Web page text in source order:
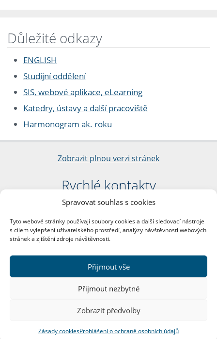
Spravovat souhlas s cookies
Tyto webové stránky používají soubory cookies a další sledovací nástroje
s cílem vylepšení uživatelského prostředí, analýzy návštěvnosti webových
stránek a zjištění zdroje návštěvnosti.
Přijmout vše
Přijmout nezbytné
Zobrazit předvolby
Zásady cookiesProhlášení o ochraně osobních údajů
Důležité odkazy
ENGLISH
Studijní oddělení
SIS, webové aplikace, eLearning
Katedry, ústavy a další pracoviště
Harmonogram ak. roku
Zobrazit plnou verzi stránek
Rychlé kontakty
Filozofická fakulta
nám. Jana Palacha 1/2
116 38 Praha 1
DIČ: CZ00216208
Další kontakty